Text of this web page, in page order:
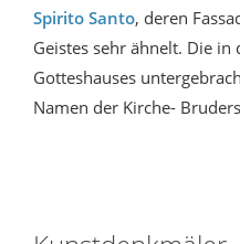
Spirito Santo, deren
Geistes sehr ähnelt. Die in
Gotteshauses
Namen der Kirche-